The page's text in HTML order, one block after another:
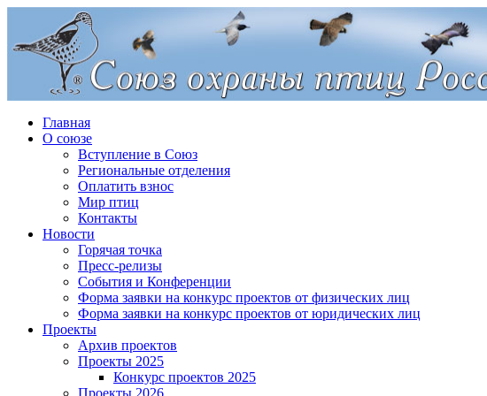
Главная
О союзе
Вступление в Союз
Региональные отделения
Оплатить взнос
Мир птиц
Контакты
Новости
Горячая точка
Пресс-релизы
События и Конференции
Форма заявки на конкурс проектов от физических лиц
Форма заявки на конкурс проектов от юридических лиц
Проекты
Архив проектов
Проекты 2025
Конкурс проектов 2025
Проекты 2026